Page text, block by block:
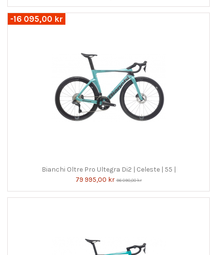
-16 095,00 kr
Bianchi Oltre Pro Ultegra Di2 | Celeste | 55 |
79 995,00 kr96 090,00 kr